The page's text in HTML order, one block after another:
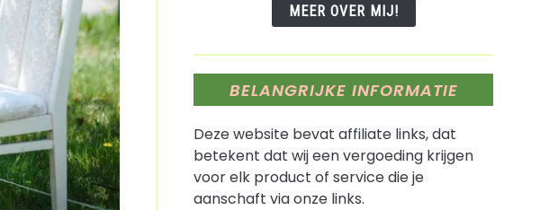
MEER OVER MIJ!
BELANGRIJKE INFORMATIE
Deze website bevat affiliate links, dat
betekent dat wij een vergoeding krijgen
voor elk product of service die je
aanschaft via onze links.